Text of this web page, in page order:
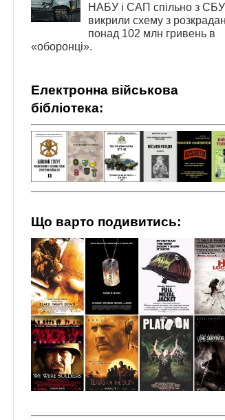
НАБУ і САП спільно з СБУ
викрили схему з
понад 102 млн гривень в
«оборонці».
Електронна військова
бібліотека:
Що варто подивитись: